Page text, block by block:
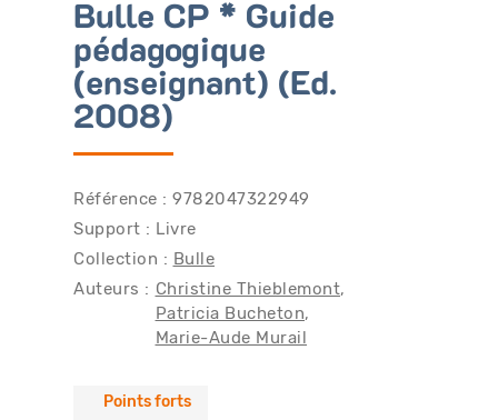
Bulle CP * Guide
pédagogique
(enseignant) (Ed.
2008)
Référence : 9782047322949
Support : Livre
Collection : Bulle
Auteurs : Christine Thieblemont
Patricia Bucheton
Marie-Aude Murail
Points forts